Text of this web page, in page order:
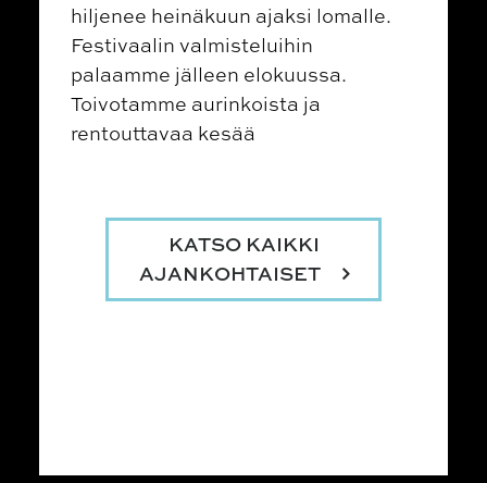
hiljenee heinäkuun ajaksi lomalle.
Festivaalin valmisteluihin
palaamme jälleen elokuussa.
Toivotamme aurinkoista ja
rentouttavaa kesää
KATSO KAIKKI
AJANKOHTAISET